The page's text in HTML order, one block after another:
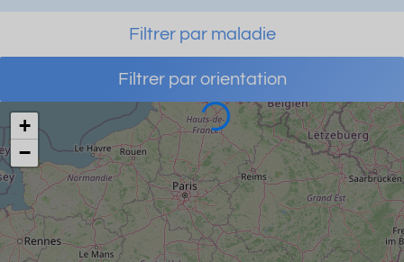
Filtrer par maladie
Filtrer par orientation
Chargement
+
−